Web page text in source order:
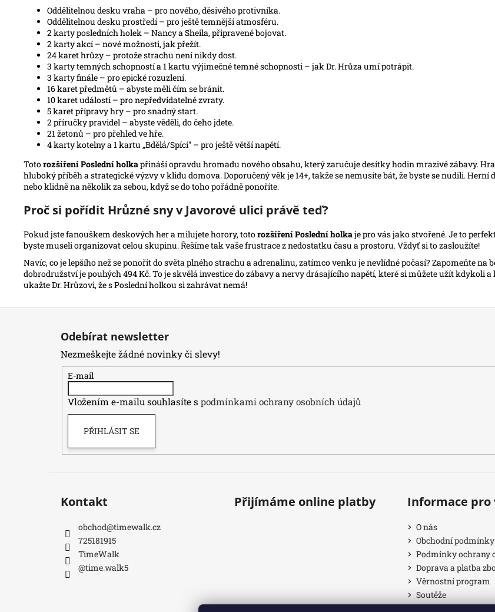
Oddělitelnou desku vraha – pro nového, děsivého protivníka.
Oddělitelnou desku prostředí – pro ještě temnější atmosféru.
2 karty posledních holek – Nancy a Sheila, připravené bojovat.
2 karty akcí – nové možnosti, jak přežít.
24 karet hrůzy – protože strachu není nikdy dost.
3 karty temných schopností a 1 kartu výjimečné temné schopnosti – jak Dr. Hrůza umí potrápit.
3 karty finále – pro epické rozuzlení.
16 karet předmětů – abyste měli čím se bránit.
10 karet událostí – pro nepředvídatelné zvraty.
5 karet přípravy hry – pro snadný start.
2 příručky pravidel – abyste věděli, do čeho jdete.
21 žetonů – pro přehled ve hře.
4 karty kotelny a 1 kartu „Bdělá/Spící" – pro ještě větší napětí.
Totorozšíření Poslední holkapřináší opravdu hromadu nového obsahu, který zaručuje desítky hodin mrazivé zábavy.
hluboký příběh a strategické výzvy v klidu domova. Doporučený věk je 14+, takže se nemusíte bát, že byste se nudili.
nebo klidně na několik za sebou, když se do toho pořádně ponoříte.
Proč si pořídit Hrůzné sny v Javorové ulici právě teď?
Pokud jste fanouškem deskových her a milujete horory, totorozšíření Poslední holkaje pro vás jako stvořené. Je to
byste museli organizovat celou skupinu. Řešíme tak vaše frustrace z nedostatku času a prostoru. Vždyť si to zasloužíte!
Navíc, co je lepšího než se ponořit do světa plného strachu a adrenalinu, zatímco venku je nevlídné počasí? Zapomeňte na
dobrodružství je pouhých 494 Kč. To je skvělá investice do zábavy a nervy drásajícího napětí, které si můžete užít kdykoli
ukažte Dr. Hrůzovi, že s Poslední holkou si zahrávat nemá!
Z
Odebírat newsletter
Nezmeškejte žádné novinky či slevy!
E-mail
Vložením e-mailu souhlasíte s podmínkami ochrany osobních údajů
PŘIHLÁSIT SE
Kontakt
obchod@timewalk.cz
725181915
TimeWalk
@time.walk5
Přijímáme online platby Informace pro
O nás
Obchodní podmínky
Podmínky ochrany
Doprava a platba
Věrnostní program
Soutěže